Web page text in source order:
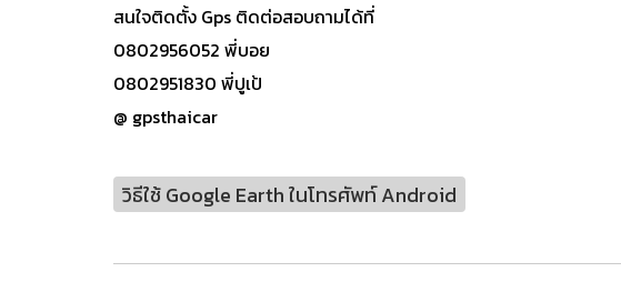
สนใจติดตั้ง Gps ติดต่อสอบถามได้ที่
0802956052 พี่บอย
0802951830 พี่ปูเป้
@ gpsthaicar
วิธีใช้ Google Earth ในโทรศัพท์ Android